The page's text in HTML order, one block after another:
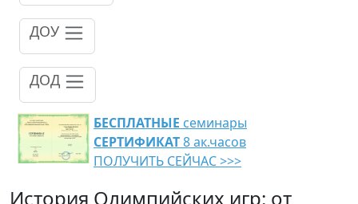
ДОУ
ДОД
БЕСПЛАТНЫЕ семинары
СЕРТИФИКАТ8 ак.часов
ПОЛУЧИТЬ СЕЙЧАС >>>
История Олимпийских игр: от